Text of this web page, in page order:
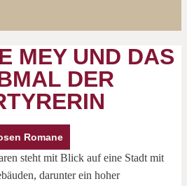
MEY UND DAS
DER
Romane